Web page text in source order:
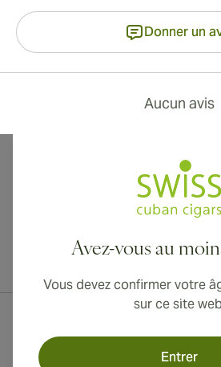
Donner un
Aucun avis
Avez-vous au
Vous devez confirmer votre
sur ce site
Entrer
Livraison internationale disponible vers